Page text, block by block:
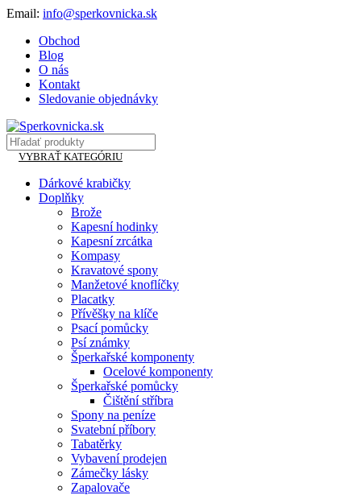
Email: info@sperkovnicka.sk
Obchod
Blog
O nás
Kontakt
Sledovanie objednávky
VYBRAŤ KATEGÓRIU
Dárkové krabičky
Doplňky
Brože
Kapesní hodinky
Kapesní zrcátka
Kompasy
Kravatové spony
Manžetové knoflíčky
Placatky
Přívěšky na klíče
Psací pomůcky
Psí známky
Šperkařské komponenty
Ocelové komponenty
Šperkařské pomůcky
Čištění stříbra
Spony na peníze
Svatební příbory
Tabatěrky
Vybavení prodejen
Zámečky lásky
Zapalovače